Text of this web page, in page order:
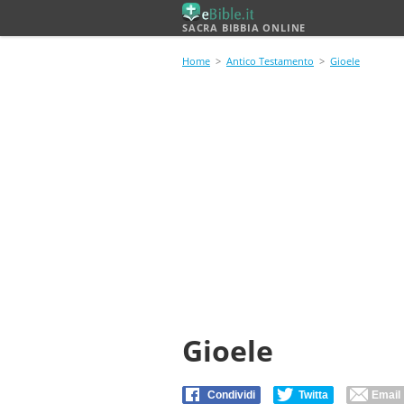
SACRA BIBBIA ONLINE
Home > Antico Testamento > Gioele
Gioele
Condividi Twitta Email